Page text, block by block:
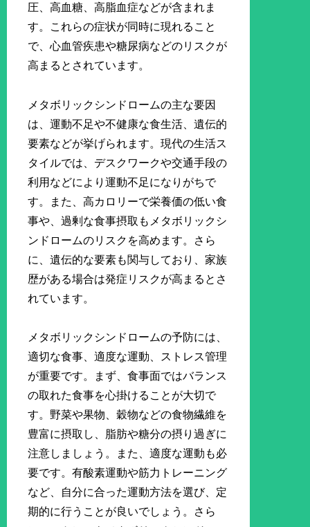
圧、高血糖、高脂血症などが含まれま
す。これらの症状が同時に現れること
で、心血管疾患や糖尿病などのリスクが
高まるとされています。
メタボリックシンドロームの主な要因
は、運動不足や不健康な食生活、遺伝的
要素などが挙げられます。現代の生活ス
タイルでは、デスクワークや交通手段の
利用などにより運動不足になりがちで
す。また、高カロリーで栄養価の低い食
事や、過剰な食事摂取もメタボリックシ
ンドロームのリスクを高めます。さら
に、遺伝的な要素も関与しており、家族
歴がある場合は発症リスクが高まるとさ
れています。
メタボリックシンドロームの予防には、
適切な食事、適度な運動、ストレス管理
が重要です。まず、食事面ではバランス
の取れた食事を心掛けることが大切で
す。野菜や果物、穀物などの食物繊維を
豊富に摂取し、脂肪や糖分の摂り過ぎに
注意しましょう。また、適度な運動も必
要です。有酸素運動や筋力トレーニング
など、自分に合った運動方法を選び、定
期的に行うことが良いでしょう。さら